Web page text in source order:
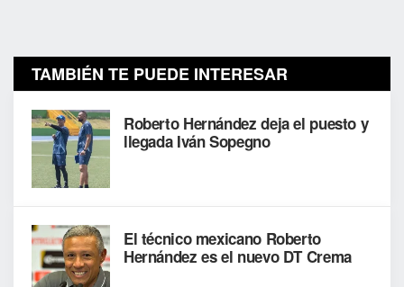
TAMBIÉN TE PUEDE INTERESAR
Roberto Hernández deja el puesto y
llegada Iván Sopegno
El técnico mexicano Roberto
Hernández es el nuevo DT Crema